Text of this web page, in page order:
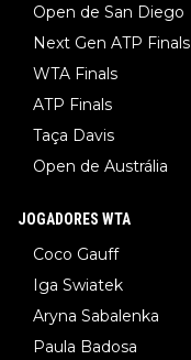
Open de San Diego
Next Gen ATP Finals
WTA Finals
ATP Finals
Taça Davis
Open de Austrália
JOGADORES WTA
Coco Gauff
Iga Swiatek
Aryna Sabalenka
Paula Badosa